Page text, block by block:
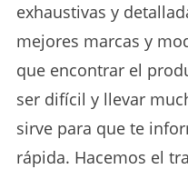
exhaustivas y
mejores marcas y
que encontrar el
ser difícil y llevar
sirve para que te
rápida. Hacemos el